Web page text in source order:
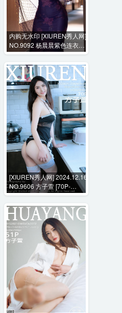
内购无水印 [XIUREN秀人网]
NO.9092 杨晨晨紫色连衣裙
+花絮视频 [100P+1V-
917MB]
[XIUREN秀人网] 2024.12.16
NO.9606 方子萱 [70P-
683MB]